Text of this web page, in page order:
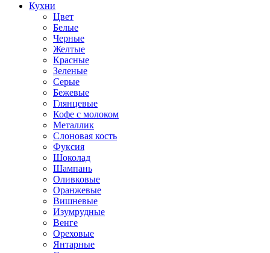
Кухни
Цвет
Белые
Черные
Желтые
Красные
Зеленые
Серые
Бежевые
Глянцевые
Кофе с молоком
Металлик
Слоновая кость
Фуксия
Шоколад
Шампань
Оливковые
Оранжевые
Вишневые
Изумрудные
Венге
Ореховые
Янтарные